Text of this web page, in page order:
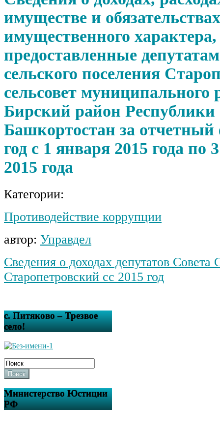
имуществе и обязательствах
имущественного характера,
предоставленные
сельского поселения
сельсовет муниципального
Бирский район Республики
Башкортостан за
год с 1 января 2015 года по
2015 года
Категории:
Противодействие коррупции
автор: Управдел
Сведения о доходах депутатов Совета
Старопетровский сс 2015 год
с. Питяково – Трезвое
село!
Поиск
Министерство Юстиции
РФ